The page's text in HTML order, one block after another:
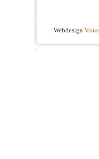
Webdesign Visus